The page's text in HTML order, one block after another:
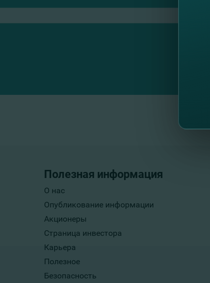
Полезная информация
О нас
Опубликование информации
Акционеры
Страница инвестора
Карьера
Полезное
Безопасность